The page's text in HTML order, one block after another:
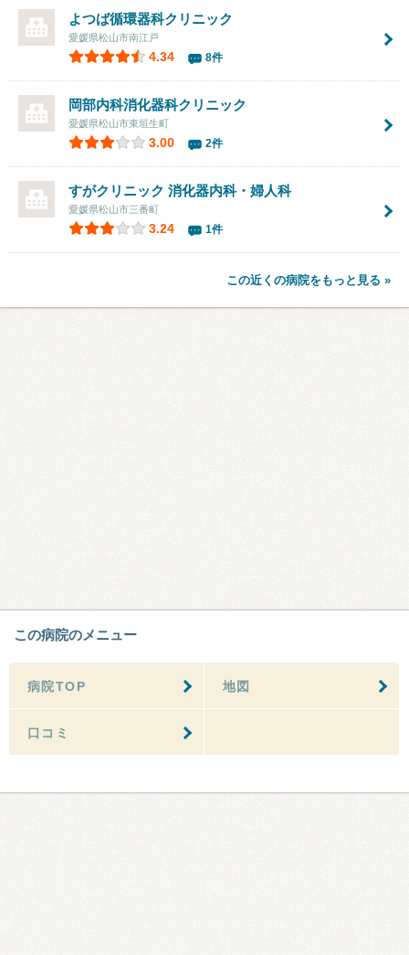
よつば循環器科クリニック
愛媛県松山市南江戸
4.34 8件
岡部内科消化器科クリニック
愛媛県松山市東垣生町
3.00 2件
すがクリニック 消化器内科・婦人科
愛媛県松山市三番町
3.24 1件
この近くの病院をもっと見る »
この病院のメニュー
病院TOP 地図
口コミ